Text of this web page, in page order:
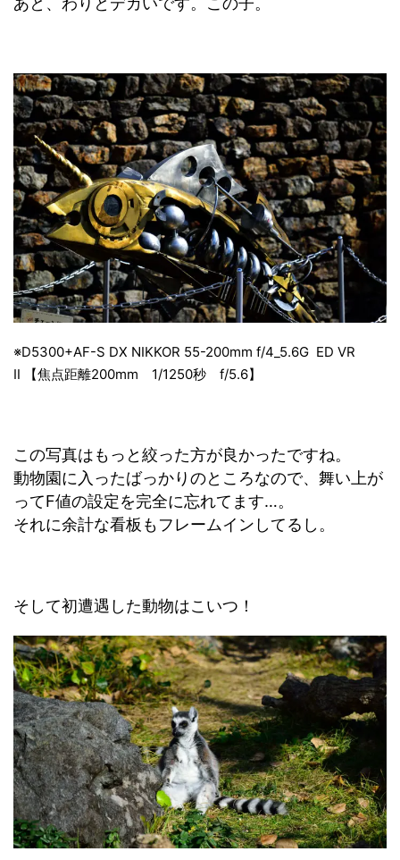
※D5300+AF-S DX NIKKOR 55-200mm f/4_5.6G ED VR
Ⅱ 【焦点距離200mm 1/1250秒 f/5.6】
この写真はもっと絞った方が良かったですね。
動物園に入ったばっかりのところなので、舞い上が
ってF値の設定を完全に忘れてます…。
それに余計な看板もフレームインしてるし。
そして初遭遇した動物はこいつ！